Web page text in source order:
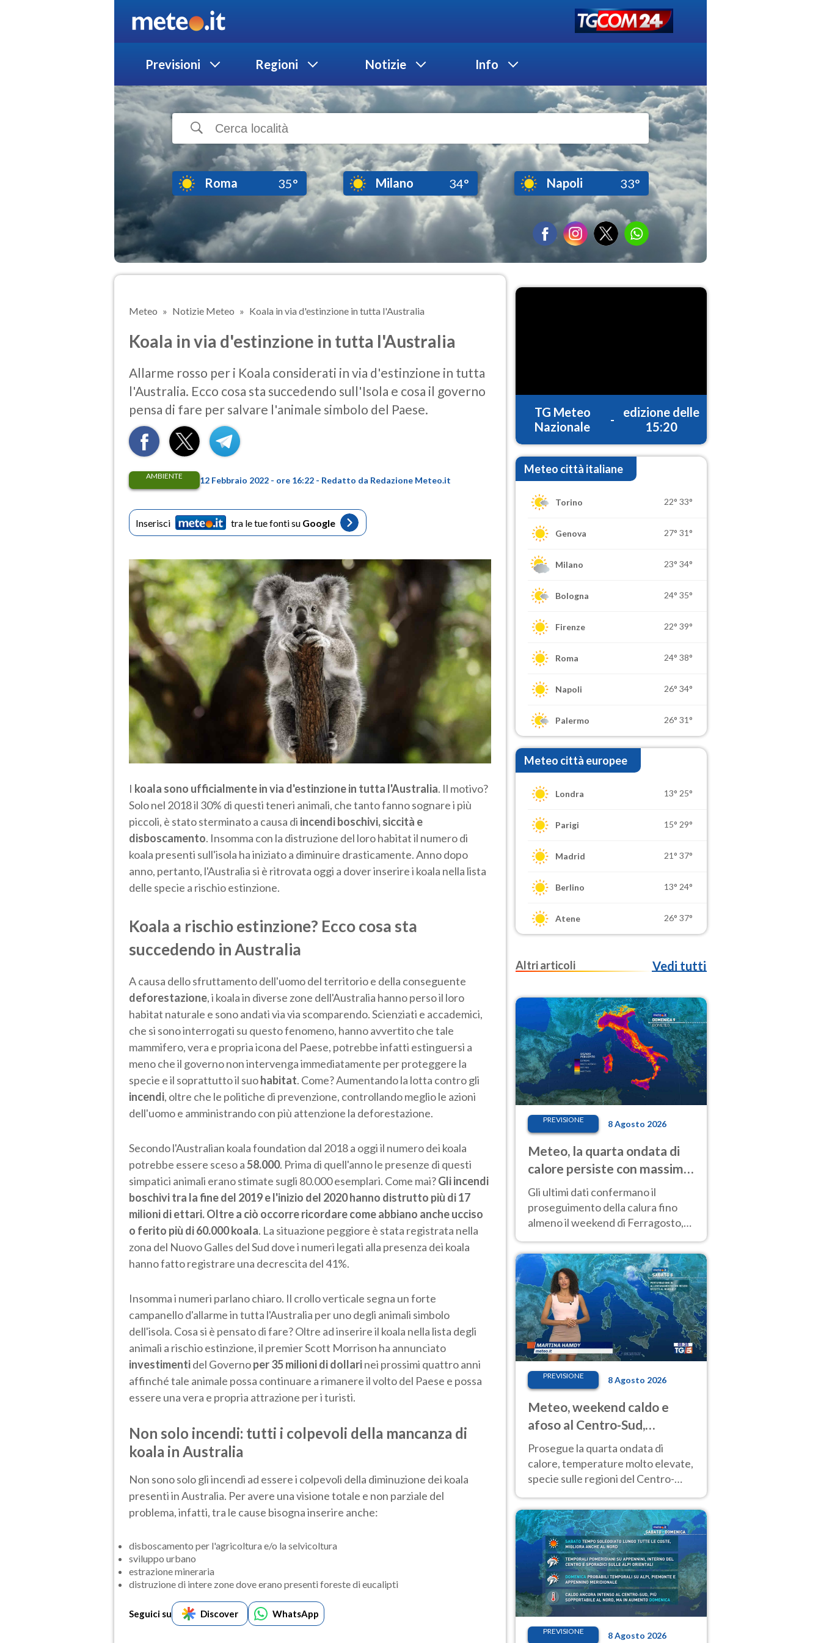
Previsioni Regioni Notizie Info
Roma 35° Milano 34° Napoli 33°
Meteo Notizie Meteo Koala in via d'estinzione in tutta l'Australia
Koala in via d'estinzione in tutta l'Australia
Allarme rosso per i Koala considerati in via d'estinzione in tutta
l'Australia. Ecco cosa sta succedendo sull'Isola e cosa il governo
pensa di fare per salvare l'animale simbolo del Paese.
AMBIENTE 12 Febbraio 2022 - ore 16:22 - Redatto da Redazione Meteo.it
Inserisci tra le tue fonti su Google
I koala sono ufficialmente in via d'estinzione in tutta l'Australia. Il motivo?
Solo nel 2018 il 30% di questi teneri animali, che tanto fanno sognare i più
piccoli, è stato sterminato a causa di incendi boschivi, siccità e
disboscamento. Insomma con la distruzione del loro habitat il numero di
koala presenti sull'isola ha iniziato a diminuire drasticamente. Anno dopo
anno, pertanto, l'Australia si è ritrovata oggi a dover inserire i koala nella lista
delle specie a rischio estinzione.
Koala a rischio estinzione? Ecco cosa sta
succedendo in Australia
A causa dello sfruttamento dell'uomo del territorio e della conseguente
deforestazione, i koala in diverse zone dell'Australia hanno perso il loro
habitat naturale e sono andati via via scomparendo. Scienziati e accademici,
che si sono interrogati su questo fenomeno, hanno avvertito che tale
mammifero, vera e propria icona del Paese, potrebbe infatti estinguersi a
meno che il governo non intervenga immediatamente per proteggere la
specie e il soprattutto il suohabitat. Come? Aumentando la lotta contro gli
incendi, oltre che le politiche di prevenzione, controllando meglio le azioni
dell'uomo e amministrando con più attenzione la deforestazione.
Secondo l'Australian koala foundation dal 2018 a oggi il numero dei koala
potrebbe essere sceso a58.000. Prima di quell'anno le presenze di questi
simpatici animali erano stimate sugli 80.000 esemplari. Come mai?Gli incendi
boschivitra la fine del 2019 e l'inizio del 2020 hanno distrutto più di 17
milioni di ettari. Oltre a ciò occorre ricordare come abbiano anche ucciso
o ferito più di 60.000 koala. La situazione peggiore è stata registrata nella
zona del Nuovo Galles del Sud dove i numeri legati alla presenza dei koala
hanno fatto registrare una decrescita del 41%.
Insomma i numeri parlano chiaro. Il crollo verticale segna un forte
campanello d'allarme in tutta l'Australia per uno degli animali simbolo
dell'isola. Cosa si è pensato di fare? Oltre ad inserire il koala nella lista degli
animali a rischio estinzione, il premier Scott Morrison ha annunciato
investimentidel Governoper 35 milioni di dollarinei prossimi quattro anni
affinché tale animale possa continuare a rimanere il volto del Paese e possa
essere una vera e propria attrazione per i turisti.
Non solo incendi: tutti i colpevoli della mancanza di
koala in Australia
Non sono solo gli incendi ad essere i colpevoli della diminuzione dei koala
presenti in Australia. Per avere una visione totale e non parziale del
problema, infatti, tra le cause bisogna inserire anche:
disboscamento per l'agricoltura e/o la selvicoltura
sviluppo urbano
estrazione mineraria
distruzione di intere zone dove erano presenti foreste di eucalipti
Seguici su Discover WhatsApp
TG Meteo
Nazionale
-
edizione delle
15:20
Meteo città italiane
Torino 22° 33°
Genova 27° 31°
Milano 23° 34°
Bologna 24° 35°
Firenze 22° 39°
Roma 24° 38°
Napoli 26° 34°
Palermo 26° 31°
Meteo città europee
Londra 13° 25°
Parigi 15° 29°
Madrid 21° 37°
Berlino 13° 24°
Atene 26° 37°
Altri articoli Vedi tutti
PREVISIONE 8 Agosto 2026
Meteo, la quarta ondata di
calore persiste con massime
sempre molto elevate
Gli ultimi dati confermano il
proseguimento della calura fino
almeno il weekend di Ferragosto,
intensificazione prossima
settimana
PREVISIONE 8 Agosto 2026
Meteo, weekend caldo e
afoso al Centro-Sud,
temporali sui rilievi
Prosegue la quarta ondata di
calore, temperature molto elevate,
specie sulle regioni del Centro-
aree montuose
PREVISIONE 8 Agosto 2026